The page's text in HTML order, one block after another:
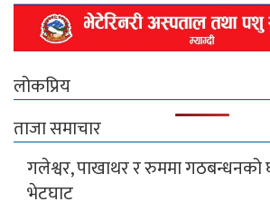
लोकप्रिय
ताजा समाचार
गलेश्वर, पाखाथर र रुममा गठबन्धनको
भेटघाट